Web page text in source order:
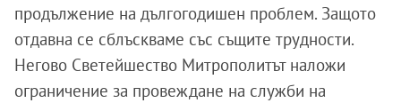
продължение на дългогодишен проблем. Защото
отдавна се сблъскваме със същите трудности.
Негово Светейшество Митрополитът наложи
ограничение за провеждане на служби на